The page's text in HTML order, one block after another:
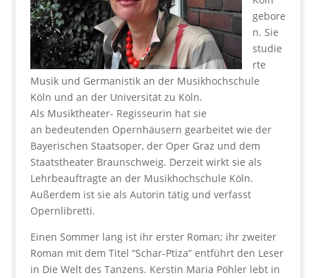
gebore
n. Sie
studie
rte
Musik und Germanistik an der Musikhochschule
Köln und an der Universität zu Köln.
Als Musiktheater- Regisseurin hat sie
an bedeutenden Opernhäusern gearbeitet wie der
Bayerischen Staatsoper, der Oper Graz und dem
Staatstheater Braunschweig. Derzeit wirkt sie als
Lehrbeauftragte an der Musikhochschule Köln.
Außerdem ist sie als Autorin tätig und verfasst
Opernlibretti.
Einen Sommer lang ist ihr erster Roman; ihr zweiter
Roman mit dem Titel “Schar-Ptiza” entführt den Leser
in Die Welt des Tanzens. Kerstin Maria Pöhler lebt in